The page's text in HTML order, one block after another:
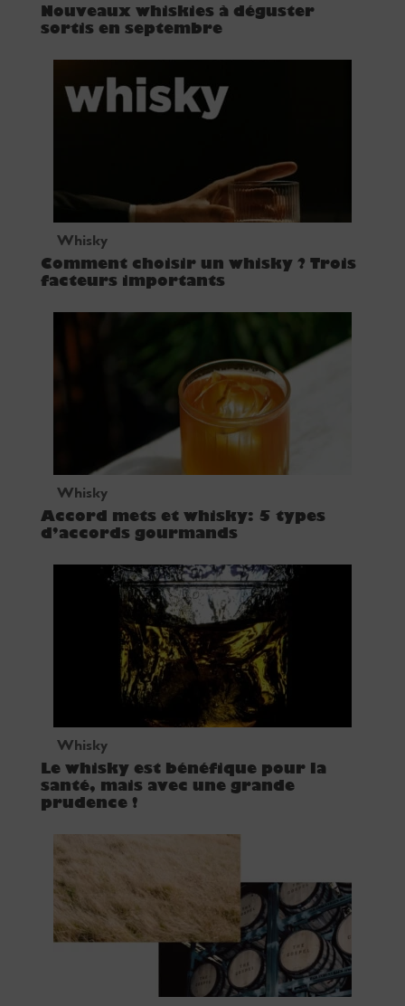
Nouveaux whiskies à déguster
sortis en septembre
Whisky
Comment choisir un whisky ? Trois
facteurs importants
Whisky
Accord mets et whisky: 5 types
d’accords gourmands
Whisky
Le whisky est bénéfique pour la
santé, mais avec une grande
prudence !